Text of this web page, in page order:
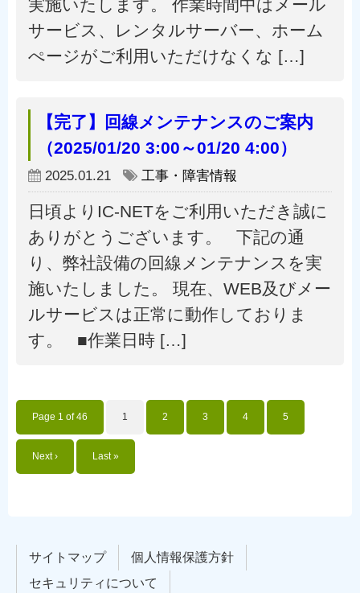
実施いたします。 作業時間中はメール
サービス、レンタルサーバー、ホーム
ぺージがご利用いただけなくな […]
【完了】回線メンテナンスのご案内
（2025/01/20 3:00～01/20 4:00）
2025.01.21 工事・障害情報
日頃よりIC-NETをご利用いただき誠に
ありがとうございます。 下記の通
り、弊社設備の回線メンテナンスを実
施いたしました。 現在、WEB及びメー
ルサービスは正常に動作しておりま
す。 ■作業日時 […]
Page 1 of 46 1 2 3 4 5
Next › Last »
サイトマップ
個人情報保護方針
セキュリティについて